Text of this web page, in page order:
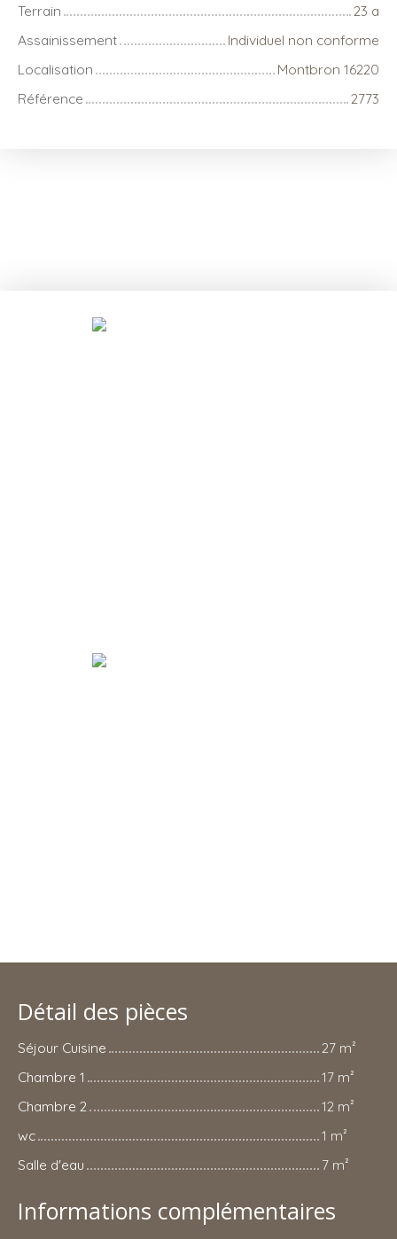
Terrain
23 a
Assainissement
Individuel non conforme
Localisation
Montbron 16220
Référence
2773
Détail des pièces
Séjour Cuisine
27 m²
Chambre 1
17 m²
Chambre 2
12 m²
wc
1 m²
Salle d'eau
7 m²
Informations complémentaires